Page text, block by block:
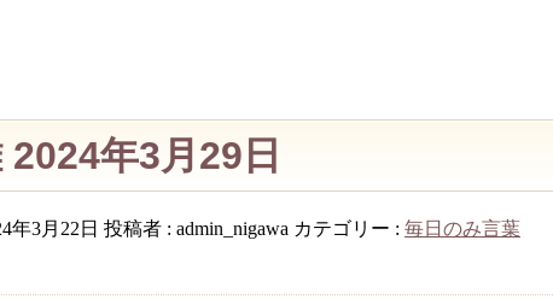
年3月29日
年3月22日 投稿者 : admin_nigawa カテゴリー : 毎日のみ言葉